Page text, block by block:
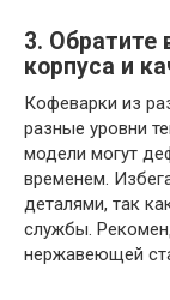
3. Обратите
корпуса и
Кофеварки из
разные уровни
модели могут
временем.
деталями, так
службы.
нержавеющей